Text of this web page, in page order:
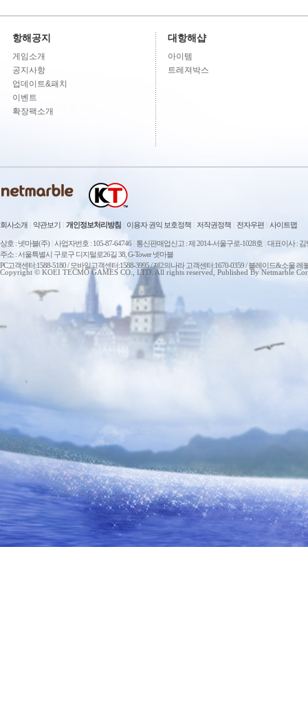
항해공지
게임소개
공지사항
업데이트&패치
이벤트
확장팩소개
대항해샵
아이템
트레져박스
회사소개 약관보기 개인정보처리방침 이용자 권익 보호정책 저작권정책 전자우편 사이트맵
상호 : 넷마블(주) 사업자번호 : 105-87-64746 통신판매업신고 : 제 2014-서울구로-1028호 대표이사 : 김
주소 : 서울특별시 구로구 디지털로26길 38, G-Tower 넷마블
PC고객센터:1588-5180 / 모바일고객센터:1588-3995 / 제2의나라 고객센터:1670-0359 / 블레이드&소울
Copyright © KOEI TECMO GAMES CO., LTD. All rights reserved, Published By Netmarble